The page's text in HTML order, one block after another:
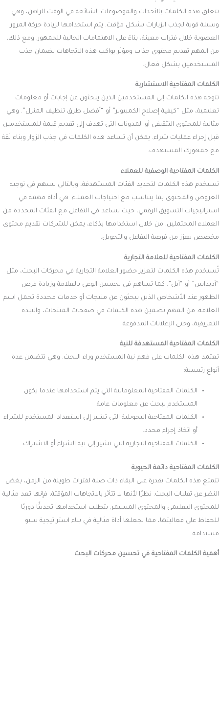
تتعلق هذه الكلمات بالأحداث والموضوعات الشائعة في الوقت الراهن، وهي
وسيلة قوية لجذب الزيارات بشكل مؤقت. يتم استخدامها لزيادة حركة المرور
العضوية خلال فترات معينة، بناءً على الاهتمامات الحالية للجمهور. ومع ذلك،
من المهم تقديم محتوى جذاب ومؤثر يواكب هذه الاتجاهات لضمان جذب
المستخدمين بشكل فعال.
الكلمات المفتاحية الاستشارية
تتوجه هذه الكلمات إلى المستخدمين الذين يبحثون عن إجابات أو معلومات
تعليمية، مثل “كيفية إصلاح الكمبيوتر” أو “أفضل طرق تنظيف المنزل”. وهي
مثالية للمحتوى التثقيفي أو المدونات التي تهدف إلى تقديم قيمة للمستخدمين
قبل إجراء عمليات شراء. يمكن أن تساعد هذه الكلمات في جذب الزوار وبناء ثقة
مع جمهورك المستهدف.
الكلمات المفتاحية الوصفية للعملاء
تستخدم هذه الكلمات لتحديد الفئات المستهدفة، وبالتالي تسهم في توجيه
العروض والمحتوى بما يتناسب مع احتياجات العملاء. هي أداة مهمة في
استراتيجيات التسويق الرقمي، حيث تساعد في التفاعل مع الفئات المحددة من
العملاء المحتملين. من خلال استخدامها بذكاء، يمكن للشركات تقديم محتوى
مخصص يعزز من فرصة التفاعل والتحويل.
الكلمات المفتاحية للعلامة التجارية
تُستخدم هذه الكلمات لتعزيز حضور العلامة التجارية في محركات البحث، مثل
“أديداس” أو “أبل”. كما تساهم في تحسين الوعي بالعلامة وزيادة فرص
الظهور عند الأشخاص الذين يبحثون عن منتجات أو خدمات محددة تحمل اسم
العلامة. من المهم تضمين هذه الكلمات في صفحات المنتجات، والنبذة
التعريفية، وحتى الإعلانات المدفوعة.
الكلمات المفتاحية المستهدفة للنية
تعتمد هذه الكلمات على فهم نية المستخدم وراء البحث. وهي تتضمن عدة
أنواع رئيسية:
الكلمات المفتاحية المعلوماتية التي يتم استخدامها عندما يكون
المستخدم يبحث عن معلومات عامة.
الكلمات المفتاحية التحويلية التي تشير إلى استعداد المستخدم للشراء
أو اتخاذ إجراء محدد.
الكلمات المفتاحية التجارية التي تشير إلى نية الشراء أو الاشتراك.
الكلمات المفتاحية دائمة الحيوية
تتمتع هذه الكلمات بقدرة على البقاء ذات صلة لفترات طويلة من الزمن، بغض
النظر عن تقلبات البحث. نظرًا لأنها لا تتأثر بالاتجاهات المؤقتة، فإنها تعد مثالية
للمحتوى التعليمي والمحتوى المستمر. يتطلب استخدامها تحديثًا دوريًا
للحفاظ على فعاليتها، مما يجعلها أداة مثالية في بناء استراتيجية سيو
مستدامة.
أهمية الكلمات المفتاحية في تحسين محركات البحث